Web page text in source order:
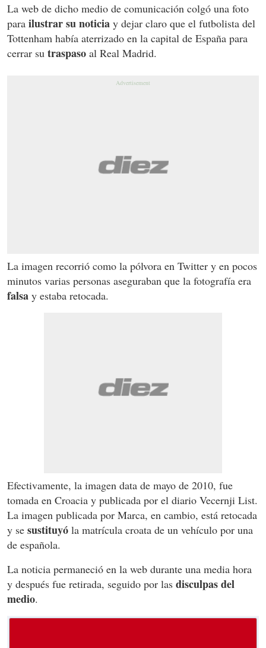
La web de dicho medio de comunicación colgó una foto
para ilustrar su noticia y dejar claro que el futbolista del
Tottenham había aterrizado en la capital de España para
cerrar su traspaso al Real Madrid.
La imagen recorrió como la pólvora en Twitter y en pocos
minutos varias personas aseguraban que la fotografía era
falsa y estaba retocada.
Efectivamente, la imagen data de mayo de 2010, fue
tomada en Croacia y publicada por el diario Vecernji List.
La imagen publicada por Marca, en cambio, está retocada
y se sustituyó la matrícula croata de un vehículo por una
de española.
La noticia permaneció en la web durante una media hora
y después fue retirada, seguido por las disculpas del
medio.